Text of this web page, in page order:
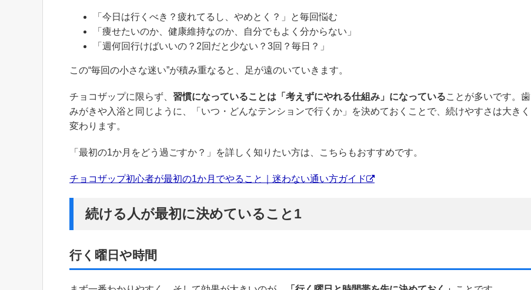
「今日は行くべき？疲れてるし、やめとく？」と毎回悩む
「痩せたいのか、健康維持なのか、自分でもよく分からない」
「週何回行けばいいの？2回だと少ない？3回？毎日？」
この“毎回の小さな迷い”が積み重なると、足が遠のいていきます。
チョコザップに限らず、 習慣になっていることは「考えずにやれる仕組み」になっていることが多いです。歯
みがきや入浴と同じように、「いつ・どんなテンションで行くか」を決めておくことで、続けやすさは大きく
変わります。
「最初の1か月をどう過ごすか？」を詳しく知りたい方は、こちらもおすすめです。
チョコザップ初心者が最初の1か月でやること｜迷わない通い方ガイド
続ける人が最初に決めていること1
行く曜日や時間